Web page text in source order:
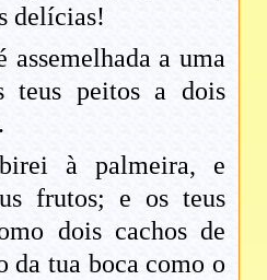
delícias!
assemelhada a uma
teus peitos a dois
à palmeira, e
frutos; e os teus
dois cachos de
da tua boca como o